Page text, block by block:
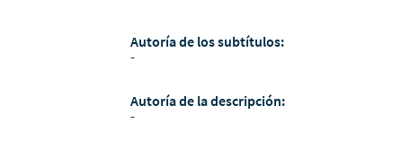
Autoría de los subtítulos:
-
Autoría de la descripción:
-